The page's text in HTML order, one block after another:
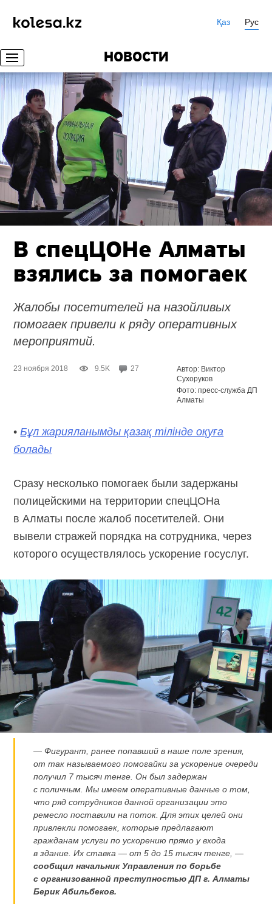
Қаз Рус
НОВОСТИ
В спецЦОНе Алматы
взялись за помогаек
Жалобы посетителей на назойливых
помогаек привели к ряду оперативных
мероприятий.
23 ноября 2018 9.5K 27
Автор: Виктор
Сухоруков
Фото: пресс-служба ДП
Алматы
•Бұл жарияланымды қазақ тілінде оқуға
болады
Сразу несколько помогаек были задержаны
полицейскими на территории спецЦОНа
в Алматы после жалоб посетителей. Они
вывели стражей порядка на сотрудника, через
которого осуществлялось ускорение госуслуг.
— Фигурант, ранее попавший в наше поле зрения,
от так называемого помогайки за ускорение очереди
получил 7 тысяч тенге. Он был задержан
с поличным. Мы имеем оперативные данные о том,
что ряд сотрудников данной организации это
ремесло поставили на поток. Для этих целей они
привлекли помогаек, которые предлагают
гражданам услуги по ускорению прямо у входа
в здание. Их ставка — от 5 до 15 тысяч тенге, —
сообщил начальник Управления по борьбе
с организованной преступностью ДП г. Алматы
Берик Абильбеков.